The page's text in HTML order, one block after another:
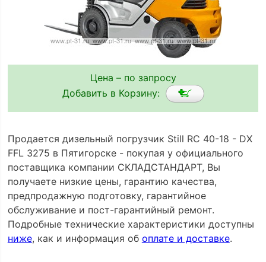
Цена – по запросу
Добавить в Корзину:
Продается дизельный погрузчик Still RC 40-18 - DX
FFL 3275 в Пятигорске - покупая у официального
поставщика компании СКЛАДСТАНДАРТ, Вы
получаете низкие цены, гарантию качества,
предпродажную подготовку, гарантийное
обслуживание и пост-гарантийный ремонт.
Подробные технические характеристики доступны
ниже, как и информация об оплате и доставке.